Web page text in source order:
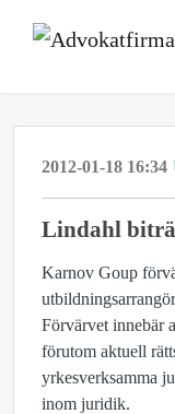
2012-01-18 16:34
Lindahl
Karnov Goup
Förvärvet innebär
förutom aktuell
yrkesverksamma
inom juridik.